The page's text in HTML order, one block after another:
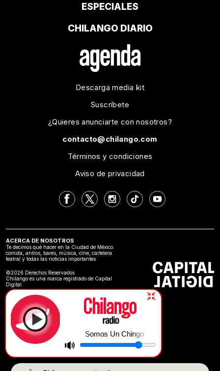
Somos Un Chingo
ESPECIALES
CHILANGO DIARIO
Descarga media kit
Suscríbete
¿Quieres anunciarte con nosotros?
contacto@chilango.com
Términos y condiciones
Aviso de privacidad
ACERCA DE NOSOTROS
Te decimos qué hacer en la Ciudad de México:
comida, antros, bares, música, cine, cartelera
teatral y todas las noticias importantes
©2026 Derechos Reservados
Chilango es una marca registrado de Capital
Digital.